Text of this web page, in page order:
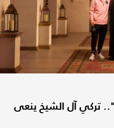
تركي آل الشيخ ينعى